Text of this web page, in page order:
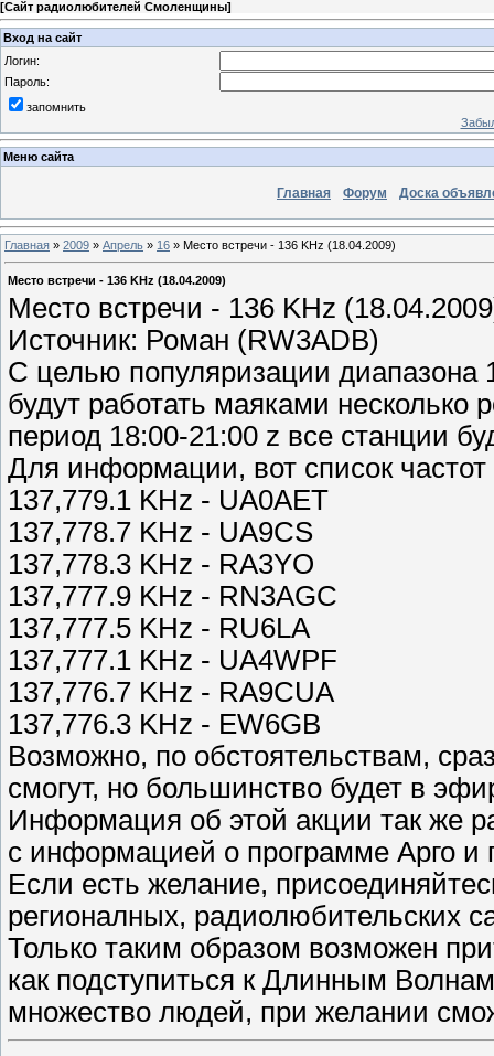
[Сайт радиолюбителей Смоленщины]
Вход на сайт
Логин:
Пароль:
запомнить
Меню сайта
Главная Форум Доска
Главная » 2009 » Апрель » 16 » Место встречи - 136 KHz (18.04.2009)
Место встречи - 136 KHz (18.04.2009)
Место встречи - 136 KHz
Источник: Роман (RW3ADB)
С целью популяризации диапазона
будут работать маяками несколько
период 18:00-21:00 z все станции
Для информации, вот список частот
137,779.1 KHz - UA0AET
137,778.7 KHz - UA9CS
137,778.3 KHz - RA3YO
137,777.9 KHz - RN3AGC
137,777.5 KHz - RU6LA
137,777.1 KHz - UA4WPF
137,776.7 KHz - RA9CUA
137,776.3 KHz - EW6GB
Возможно, по обстоятельствам,
смогут, но большинство будет в
Информация об этой акции так же
с информацией о программе Арго и
Если есть желание,
регионалных, радиолюбительских
Только таким образом возможен
как подступиться к Длинным
множество людей, при желании